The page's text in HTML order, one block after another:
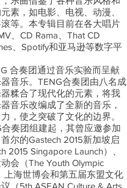
素，如电影、电视、动漫、
等。本专辑目前在各大唱片
、CD Rama、That CD
、Spotify和亚马逊等数字平
合奏团通过音乐实验而呈献
音乐。TENG合奏团由八名成
糅合了现代化的元素，将我
音乐改编成了全新的音乐，
，使之突破了文化的边界。
奏团组建起，其曾应邀参加
尔的Gastech 2015新加坡启
2015 Singapore Launch）、
会（The Youth Olympic
上海世博会和第五届东盟文化
（5th ASEAN Culture & Arts